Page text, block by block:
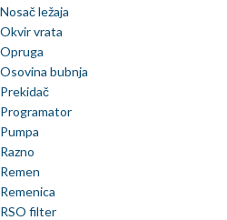
Nosač ležaja
Okvir vrata
Opruga
Osovina bubnja
Prekidač
Programator
Pumpa
Razno
Remen
Remenica
RSO filter